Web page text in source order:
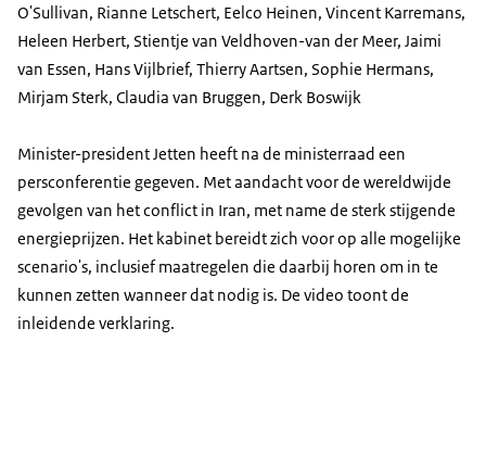
O'Sullivan, Rianne Letschert, Eelco Heinen, Vincent Karremans,
Heleen Herbert, Stientje van Veldhoven-van der Meer, Jaimi
van Essen, Hans Vijlbrief, Thierry Aartsen, Sophie Hermans,
Mirjam Sterk, Claudia van Bruggen, Derk Boswijk
Minister-president Jetten heeft na de ministerraad een
persconferentie gegeven. Met aandacht voor de wereldwijde
gevolgen van het conflict in Iran, met name de sterk stijgende
energieprijzen. Het kabinet bereidt zich voor op alle mogelijke
scenario's, inclusief maatregelen die daarbij horen om in te
kunnen zetten wanneer dat nodig is. De video toont de
inleidende verklaring.